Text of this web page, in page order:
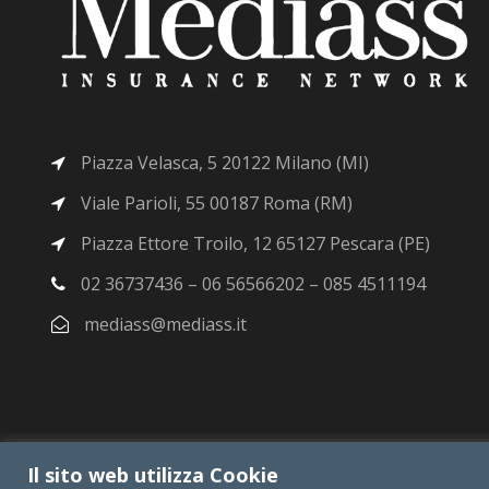
Il sito web utilizza Cookie
Piazza Velasca, 5 20122 Milano (MI)
Viale Parioli, 55 00187 Roma (RM)
Piazza Ettore Troilo, 12 65127 Pescara (PE)
02 36737436 – 06 56566202 – 085 4511194
mediass@mediass.it